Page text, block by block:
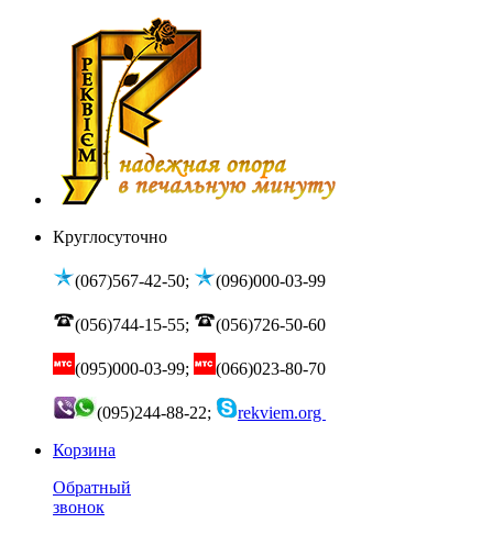
Круглосуточно
(067)567-42-50; (096)000-03-99
(056)744-15-55; (056)726-50-60
(095)000-03-99; (066)023-80-70
(095)244-88-22;
rekviem.org
Корзина
Обратный
звонок